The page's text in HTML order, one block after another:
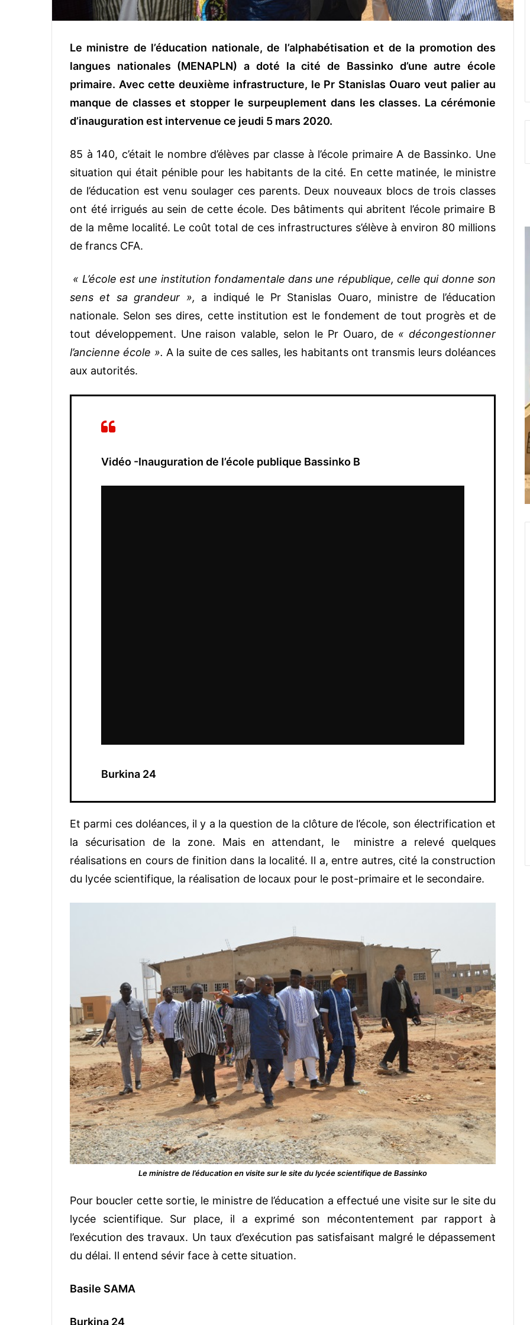
Le ministre de l’éducation nationale, de l’alphabétisation et de la promotion des
langues nationales (MENAPLN) a doté la cité de Bassinko d’une autre école
primaire. Avec cette deuxième infrastructure, le Pr Stanislas Ouaro veut palier au
manque de classes et stopper le surpeuplement dans les classes. La cérémonie
d’inauguration est intervenue ce jeudi 5 mars 2020.
85 à 140, c’était le nombre d’élèves par classe à l’école primaire A de Bassinko. Une
situation qui était pénible pour les habitants de la cité. En cette matinée, le ministre
de l’éducation est venu soulager ces parents. Deux nouveaux blocs de trois classes
ont été irrigués au sein de cette école. Des bâtiments qui abritent l’école primaire B
de la même localité. Le coût total de ces infrastructures s’élève à environ 80 millions
de francs CFA.
« L’école est une institution fondamentale dans une république, celle qui donne son
sens et sa grandeur », a indiqué le Pr Stanislas Ouaro, ministre de l’éducation
nationale. Selon ses dires, cette institution est le fondement de tout progrès et de
tout développement. Une raison valable, selon le Pr Ouaro, de « décongestionner
l’ancienne école ». A la suite de ces salles, les habitants ont transmis leurs doléances
aux autorités.
Vidéo -Inauguration de l’école publique Bassinko B
Burkina 24
Et parmi ces doléances, il y a la question de la clôture de l’école, son électrification et
la sécurisation de la zone. Mais en attendant, le ministre a relevé quelques
réalisations en cours de finition dans la localité. Il a, entre autres, cité la construction
du lycée scientifique, la réalisation de locaux pour le post-primaire et le secondaire.
Le ministre de l’éducation en visite sur le site du lycée scientifique de Bassinko
Pour boucler cette sortie, le ministre de l’éducation a effectué une visite sur le site du
lycée scientifique. Sur place, il a exprimé son mécontentement par rapport à
l’exécution des travaux. Un taux d’exécution pas satisfaisant malgré le dépassement
du délai. Il entend sévir face à cette situation.
Basile SAMA
Burkina 24